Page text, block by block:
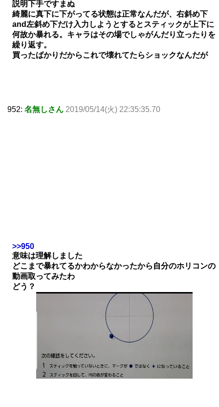
説明下手ですまぬ
綺麗に真下に下がってる状態は正常なんだが、右斜め下
and左斜め下だけ入力しようとするとスティックが上下に
何故か暴れる。キャラはその場でしゃがんだり立ったりを
繰り返す。
買ったばかりだからこれで壊れてたらショックなんだが
952: 名無しさん 2019/05/14(火) 22:35:35.70
>>950
意味は理解しました
どこまで暴れてるかわからなかったから自分のホリコンの
動画取ってみたわ
どう？